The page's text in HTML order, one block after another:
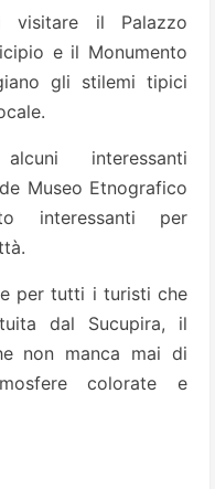
visitare il Palazzo
e il Monumento
gli stilemi tipici
interessanti
Museo Etnografico
interessanti per
per tutti i turisti che
dal Sucupira, il
non manca mai di
colorate e